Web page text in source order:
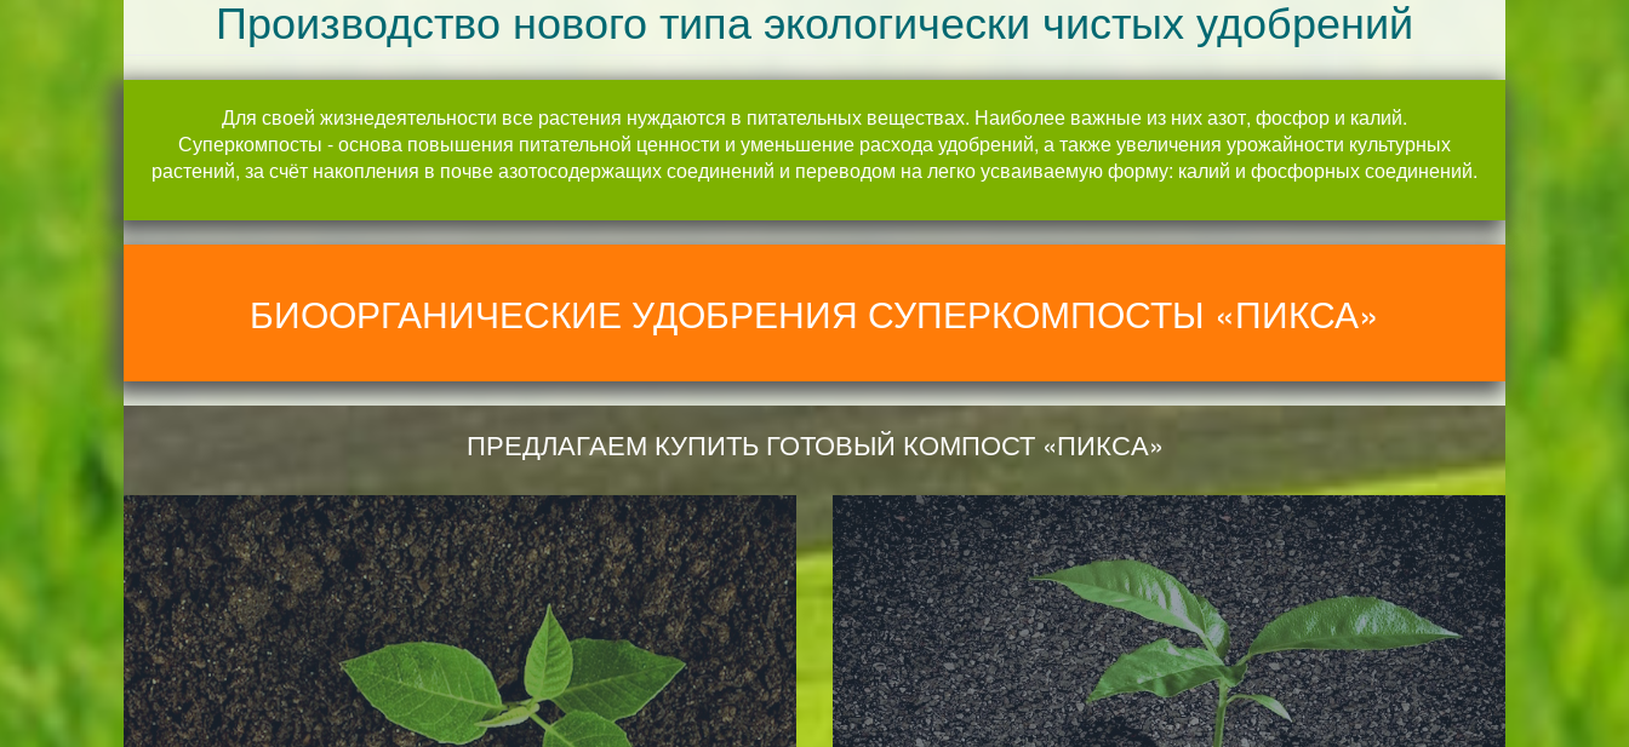
Производство нового типа экологически чистых удобрений
Для своей жизнедеятельности все растения нуждаются в питательных веществах. Наиболее важные из них азот, фосфор и калий.
Суперкомпосты - основа повышения питательной ценности и уменьшение расхода удобрений, а также увеличения урожайности культурных
растений, за счёт накопления в почве азотосодержащих соединений и переводом на легко усваиваемую форму: калий и фосфорных соединений.
БИООРГАНИЧЕСКИЕ УДОБРЕНИЯ СУПЕРКОМПОСТЫ «ПИКСА»
ПРЕДЛАГАЕМ КУПИТЬ ГОТОВЫЙ КОМПОСТ «ПИКСА»